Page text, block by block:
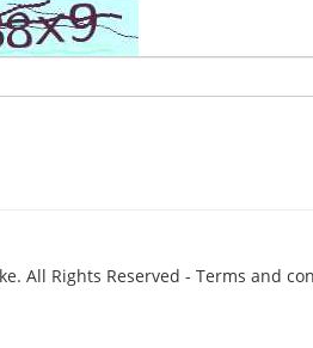
All Rights Reserved - Terms and